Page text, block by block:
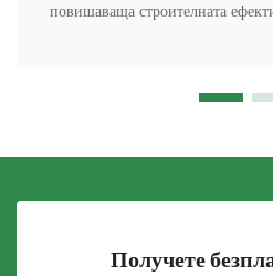
повишаваща строителната
Получете